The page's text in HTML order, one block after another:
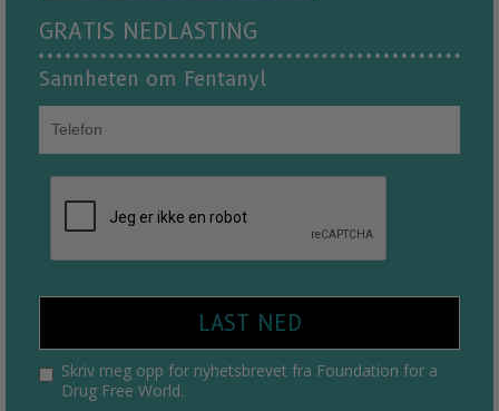
GRATIS NEDLASTING
Sannheten om Fentanyl
LAST NED
Skriv meg opp for nyhetsbrevet fra Foundation for a
Drug Free World.